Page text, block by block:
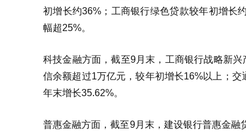
初增长约36%；工商银行绿色贷款较年初增长
幅超25%。
科技金融方面，截至9月末，工商银行战略新
信余额超过1万亿元，较年初增长16%以上；
年末增长35.62%。
普惠金融方面，截至9月末，建设银行普惠金